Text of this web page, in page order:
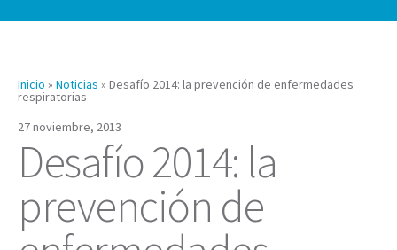
Inicio » Noticias » Desafío 2014: la prevención de enfermedades
respiratorias
27 noviembre, 2013
Desafío 2014: la
prevención de